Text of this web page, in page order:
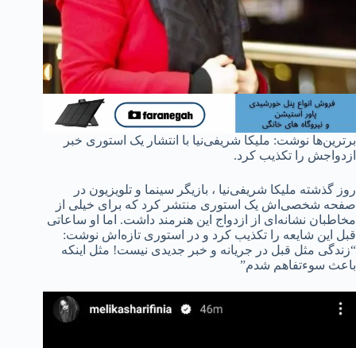
برترین‌ها نوشت: ملیکا شریفی‌نیا با انتشار یک استوری خبر
ازدواجش را تکذیب کرد.
روز گذشته ملیکا شریفی‌نیا ، بازیگر سینما و تلویزیون در
صفحه شخصی‌اش یک استوری منتشر کرد که برای خیلی از
مخاطبان نشانه‌ای از ازدواج این هنرمند داشت. اما او ساعاتی
قبل این شایعه را تکذیب کرد و در استوری تازه‌اش نوشت:
“زندگی مثل قبل در جریانه و خبر جدیدی نیست! مثل اینکه
باعث سوءتفاهم شدم”